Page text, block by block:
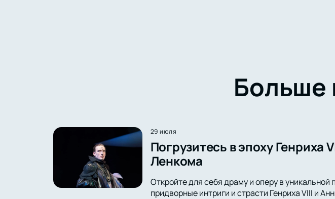
Больше
29 июля
Погрузитесь в эпоху Генриха
Ленкома
Откройте для себя драму и оперу в
придворные интриги и страсти Генриха VIII и